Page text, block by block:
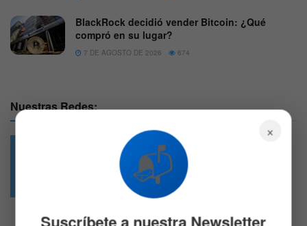
BlackRock decidió vender Bitcoin: ¿Qué
compró en su lugar?
7 DE AGOSTO DE 2026 674
Nuestras Redes:
4.7k
Followers
×
📬
Suscríbete a nuestra Newsletter